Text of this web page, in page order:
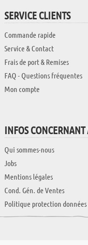
SERVICE CLIENTS
Commande rapide
Service & Contact
Frais de port & Remises
FAQ - Questions fréquentes
Mon compte
INFOS
Qui sommes-nous
Jobs
Mentions légales
Cond. Gén. de Ventes
Politique protection données